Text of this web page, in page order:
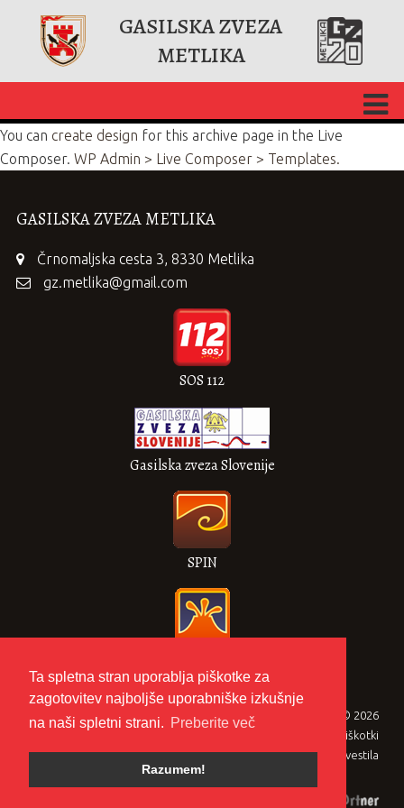
Ta spletna stran uporablja piškotke za
zagotovitev najboljše uporabniške izkušnje
na naši spletni strani. Preberite več
Razumem!
GASILSKA ZVEZA
METLIKA
You can create design for this archive page in the Live
Composer. WP Admin > Live Composer > Templates.
GASILSKA ZVEZA METLIKA
Črnomaljska cesta 3, 8330 Metlika
gz.metlika@gmail.com
SOS 112
Gasilska zveza Slovenije
SPIN
Gasilska zveza Metlika © 2026
Zasebnost in piškotki
Pravna obvestila